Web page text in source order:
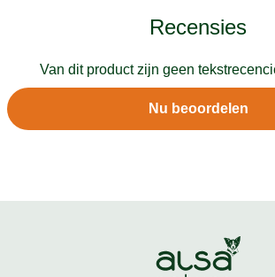
Recensies
Van dit product zijn geen
Nu beoordelen